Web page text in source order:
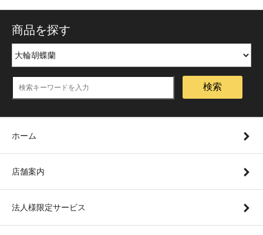
商品を探す
検索
ホーム
店舗案内
法人様限定サービス